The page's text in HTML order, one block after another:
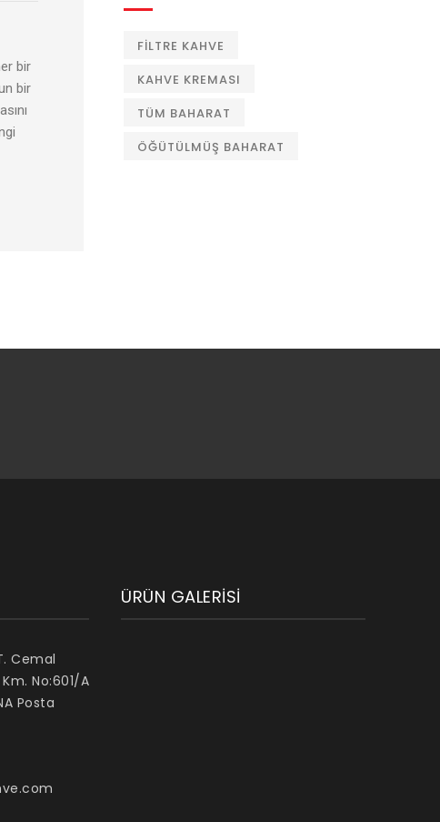
bir
bir
FILTRE KAHVE
KAHVE KREMASI
TÜM BAHARAT
ÖĞÜTÜLMÜŞ BAHARAT
Cemal
No:601/A
Posta
ÜRÜN GALERISI